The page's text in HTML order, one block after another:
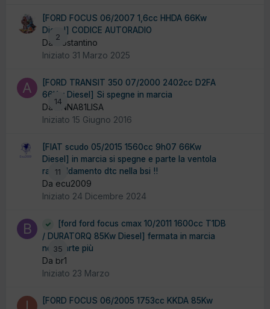
2
[FORD FOCUS 06/2007 1,6cc HHDA 66Kw
Diesel] CODICE AUTORADIO
Da Costantino
Iniziato 31 Marzo 2025
14
[FORD TRANSIT 350 07/2000 2402cc D2FA
66Kw Diesel] Si spegne in marcia
Da ANNA81LISA
Iniziato 15 Giugno 2016
11
[FIAT scudo 05/2015 1560cc 9h07 66Kw
Diesel] in marcia si spegne e parte la ventola
raffreddamento dtc nella bsi !!
Da ecu2009
Iniziato 24 Dicembre 2024
35
[ford ford focus cmax 10/2011 1600cc T1DB
/ DURATORQ 85Kw Diesel] fermata in marcia
non parte più
Da br1
Iniziato 23 Marzo
[FORD FOCUS 06/2005 1753cc KKDA 85Kw